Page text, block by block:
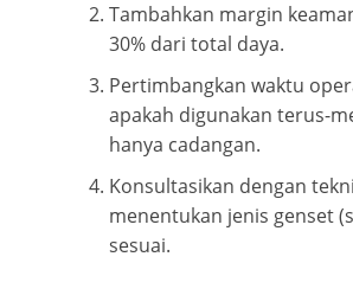
Tambahkan margin
30% dari total daya.
Pertimbangkan waktu
apakah digunakan terus-
hanya cadangan.
Konsultasikan dengan
menentukan jenis genset
sesuai.